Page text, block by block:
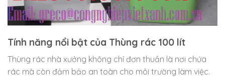
Tính năng nổi bật của Thùng rác 100 lít
Thùng rác nhà xưởng không chỉ đơn thuần là nơi chứa
rác mà còn đảm bảo an toàn cho môi trường làm việc.